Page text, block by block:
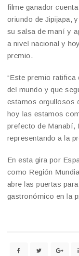
filme ganador
oriundo de Jipijapa,
su salsa de maní y
a nivel nacional y
premio.
“Este premio
del mundo y que
estamos orgullosos
hoy las estamos
prefecto de Manabí,
representando a la
En esta gira por
como Región
abre las puertas
gastronómico en la